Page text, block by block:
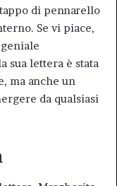
di pennarello
Se vi piace,
sua lettera è stata
ma anche un
da qualsiasi